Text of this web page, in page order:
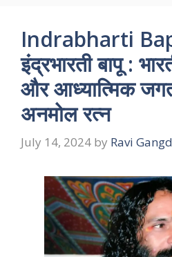
Indrabharti
इंद्रभारती बापू :
और आध्यात्मिक
अनमोल रत्न
July 14, 2024 by Ravi